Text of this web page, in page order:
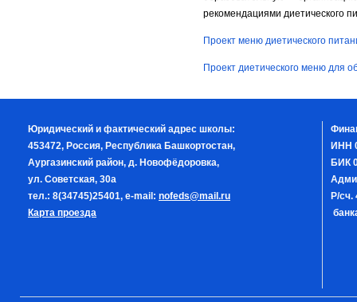
рекомендациями диетического
Проект меню диетического
Проект диетического меню для
Юридический и фактический адрес школы:
453472, Россия, Республика Башкортостан,
Аургазинский район, д. Новофёдоровка,
ул. Советская, 30а
тел.: 8(34745)25401, e-mail: nofeds@mail.ru
Карта проезда
ИНН
БИК
Р/сч.